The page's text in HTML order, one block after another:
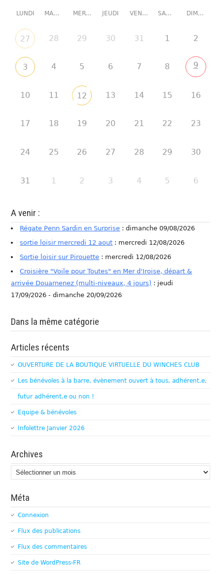
LUNDI MARDI MERCREDI JEUDI VENDREDI SAMEDI DIMANCHE
27 28 29 30 31 1 2
3 4 5 6 7 8 9
10 11 12 13 14 15 16
17 18 19 20 21 22 23
24 25 26 27 28 29 30
31 1 2 3 4 5 6
A venir :
Régate Penn Sardin en Surprise : dimanche 09/08/2026
sortie loisir mercredi 12 aout : mercredi 12/08/2026
Sortie loisir sur Pirouette : mercredi 12/08/2026
Croisière "Voile pour Toutes" en Mer d'Iroise, départ &
arrivée Douarnenez (multi-niveaux, 4 jours) : jeudi
17/09/2026 - dimanche 20/09/2026
Dans la même catégorie
Articles récents
OUVERTURE DE LA BOUTIQUE VIRTUELLE DU WINCHES CLUB
Les bénévoles à la barre, évènement ouvert à tous, adhérent.e,
futur adhérent.e ou non !
Equipe & bénévoles
Infolettre Janvier 2026
Archives
Archives
Méta
Connexion
Flux des publications
Flux des commentaires
Site de WordPress-FR